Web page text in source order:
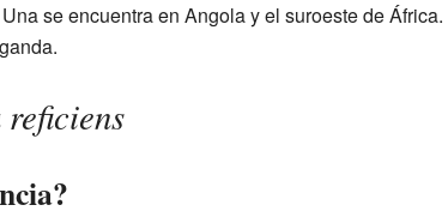
se encuentra en Angola y el suroeste de